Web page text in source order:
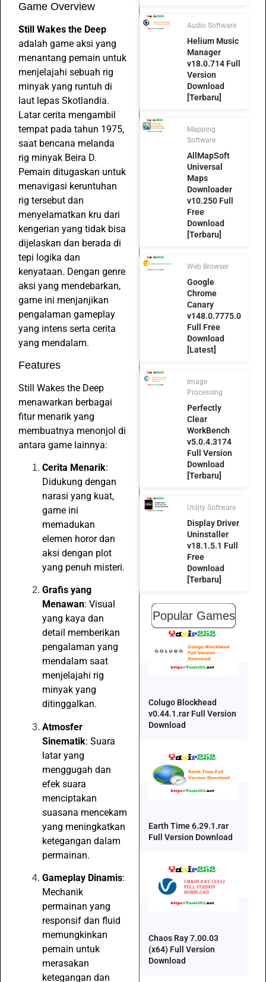
Game Overview
Still Wakes the Deep
adalah game aksi yang
menantang pemain untuk
menjelajahi sebuah rig
minyak yang runtuh di
laut lepas Skotlandia.
Latar cerita mengambil
tempat pada tahun 1975,
saat bencana melanda
rig minyak Beira D.
Pemain ditugaskan untuk
menavigasi keruntuhan
rig tersebut dan
menyelamatkan kru dari
kengerian yang tidak bisa
dijelaskan dan berada di
tepi logika dan
kenyataan. Dengan genre
aksi yang mendebarkan,
game ini menjanjikan
pengalaman gameplay
yang intens serta cerita
yang mendalam.
Features
Still Wakes the Deep
menawarkan berbagai
fitur menarik yang
membuatnya menonjol di
antara game lainnya:
Cerita Menarik:
Didukung dengan
narasi yang kuat,
game ini
memadukan
elemen horor dan
aksi dengan plot
yang penuh misteri.
Grafis yang
Menawan: Visual
yang kaya dan
detail memberikan
pengalaman yang
mendalam saat
menjelajahi rig
minyak yang
ditinggalkan.
Atmosfer
Sinematik: Suara
latar yang
menggugah dan
efek suara
menciptakan
suasana mencekam
yang meningkatkan
ketegangan dalam
permainan.
Gameplay Dinamis:
Mechanik
permainan yang
responsif dan fluid
memungkinkan
pemain untuk
merasakan
ketegangan dan
Audio Software
Helium Music
Manager
v18.0.714 Full
Version
Download
[Terbaru]
Mapping
Software
AllMapSoft
Universal
Maps
Downloader
v10.250 Full
Free
Download
[Terbaru]
Web Browser
Google
Chrome
Canary
v148.0.7775.0
Full Free
Download
[Latest]
Image
Processing
Perfectly
Clear
WorkBench
v5.0.4.3174
Full Version
Download
[Terbaru]
Utility Software
Display Driver
Uninstaller
v18.1.5.1 Full
Free
Download
[Terbaru]
Popular Games
Colugo Blockhead
v0.44.1.rar Full Version
Download
Earth Time 6.29.1.rar
Full Version Download
Chaos Ray 7.00.03
(x64) Full Version
Download